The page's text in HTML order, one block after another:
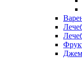
Джем